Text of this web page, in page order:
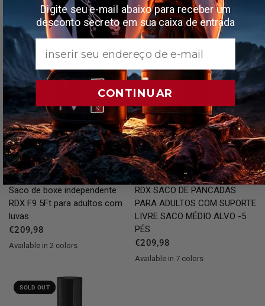
Punção Rosa com Almofadas
€249,98
Punção Branco com
Almofadas
€249,98
QUICK VIEW
Saco de boxe independente
RDX F9 5Ft para adultos com
luvas
€209,98
Available in 2 colors
QUICK VIEW
RDX SACO DE PANCADAS
PARA ADULTOS COM SUPORTE
LIVRE SACO MÉDIO ALVO -5
PÉS
€209,98
Available in 7 colors
SOLD OUT
Digite seu e-mail abaixo para receber um
desconto secreto em sua caixa de entrada
Email
CONTINUAR